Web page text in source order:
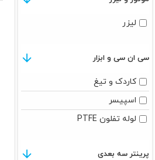
صورتی ابریشمی
طلایی
قرمز
قرمز شفاف
نقره ای
لیزر
سی ان سی و ابزار
کاردک و تیغ
اسپیسر
لوله تفلون PTFE
پرینتر سه بعدی